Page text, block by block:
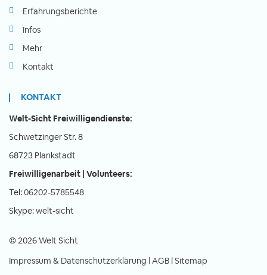
Erfahrungsberichte
Infos
Mehr
Kontakt
KONTAKT
Welt-Sicht Freiwilligendienste:
Schwetzinger Str. 8
68723 Plankstadt
Freiwilligenarbeit | Volunteers:
Tel:06202-5785548
Skype:welt-sicht
© 2026 Welt Sicht
Impressum & Datenschutzerklärung |AGB |Sitemap